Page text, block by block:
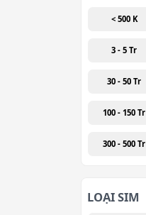
< 500 K
3 - 5 Tr
30 - 50 Tr
100 - 150 Tr
300 - 500 Tr
LOẠI SIM